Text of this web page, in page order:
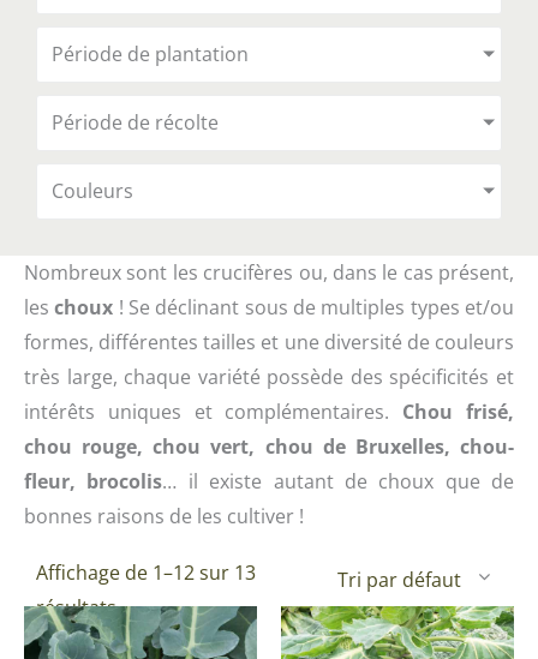
Période de plantation
Période de récolte
Couleurs
Nombreux sont les crucifères ou, dans le cas présent,
leschoux ! Se déclinant sous de multiples types et/ou
formes, différentes tailles et une diversité de couleurs
très large, chaque variété possède des spécificités et
intérêts uniques et complémentaires. Chou frisé,
chou rouge, chou vert, chou de Bruxelles, chou-
fleur, brocolis… il existe autant de choux que de
bonnes raisons de les cultiver !
Affichage de 1–12 sur 13
résultats